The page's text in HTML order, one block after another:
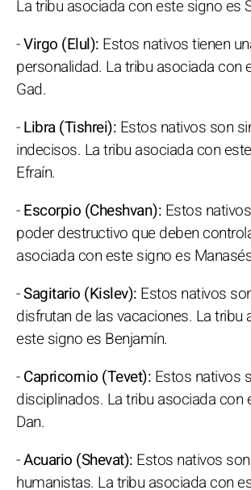
La tribu asociada con este signo es
-Virgo (Elul): Estos nativos tienen
personalidad. La tribu asociada con
Gad.
-Libra (Tishrei): Estos nativos son
indecisos. La tribu asociada con
Efraín.
-Escorpio (Cheshvan): Estos
poder destructivo que deben
asociada con este signo es
-Sagitario (Kislev): Estos nativos
disfrutan de las vacaciones. La tribu
este signo es Benjamín.
-Capricornio (Tevet): Estos nativos
disciplinados. La tribu asociada con
Dan.
-Acuario (Shevat): Estos nativos
humanistas. La tribu asociada con